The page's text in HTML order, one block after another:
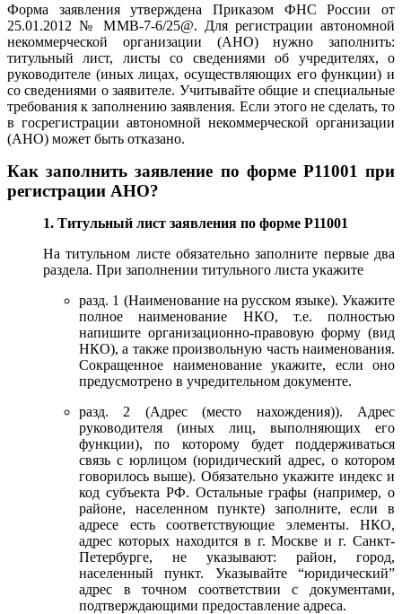
Форма заявления утверждена Приказом ФНС России от
25.01.2012 № ММВ-7-6/25@. Для регистрации автономной
некоммерческой организации (АНО) нужно заполнить:
титульный лист, листы со сведениями об учредителях, о
руководителе (иных лицах, осуществляющих его функции) и
со сведениями о заявителе. Учитывайте общие и специальные
требования к заполнению заявления. Если этого не сделать, то
в госрегистрации автономной некоммерческой организации
(АНО) может быть отказано.
Как заполнить заявление по форме Р11001 при
регистрации АНО?
1. Титульный лист заявления по форме Р11001
На титульном листе обязательно заполните первые два
раздела. При заполнении титульного листа укажите
разд. 1 (Наименование на русском языке). Укажите
полное наименование НКО, т.е. полностью
напишите организационно-правовую форму (вид
НКО), а также произвольную часть наименования.
Сокращенное наименование укажите, если оно
предусмотрено в учредительном документе.
разд. 2 (Адрес (место нахождения)). Адрес
руководителя (иных лиц, выполняющих его
функции), по которому будет поддерживаться
связь с юрлицом (юридический адрес, о котором
говорилось выше). Обязательно укажите индекс и
код субъекта РФ. Остальные графы (например, о
районе, населенном пункте) заполните, если в
адресе есть соответствующие элементы. НКО,
адрес которых находится в г. Москве и г. Санкт-
Петербурге, не указывают: район, город,
населенный пункт. Указывайте “юридический”
адрес в точном соответствии с документами,
подтверждающими предоставление адреса.